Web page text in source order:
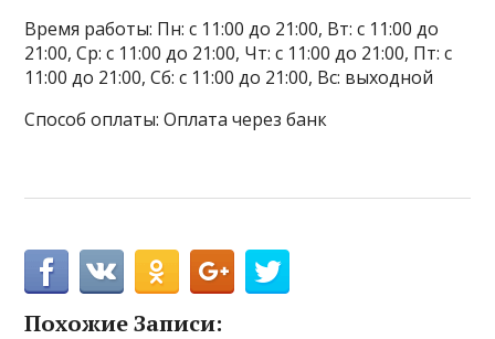
Время работы: Пн: с 11:00 до 21:00, Вт: с 11:00 до
21:00, Ср: с 11:00 до 21:00, Чт: с 11:00 до 21:00, Пт: с
11:00 до 21:00, Сб: с 11:00 до 21:00, Вс: выходной
Способ оплаты: Оплата через банк
Похожие Записи: